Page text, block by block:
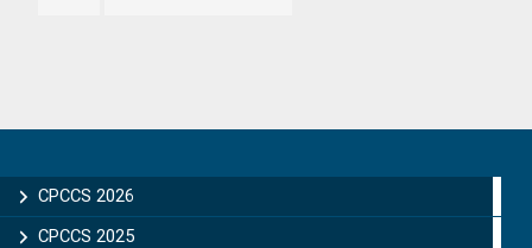
Sidebar
CPCCS 2026
CPCCS 2025